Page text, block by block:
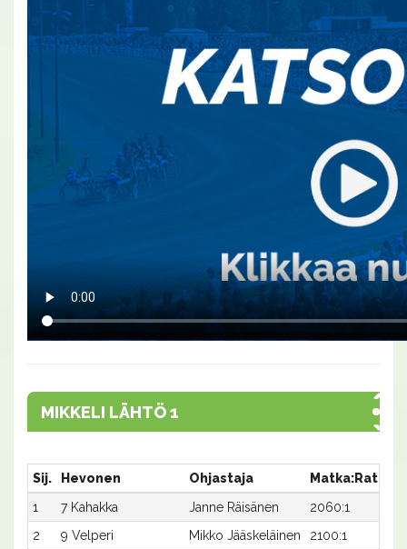
MIKKELI LÄHTÖ 1
Sij. Hevonen Ohjastaja Matka:Rata
1
7 Kahakka Janne Räisänen 2060:1
2
9 Velperi Mikko Jääskeläinen 2100:1